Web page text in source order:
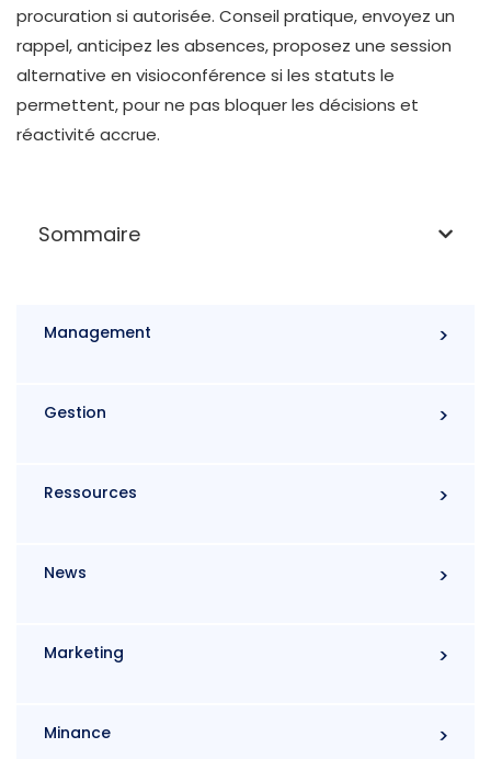
procuration si autorisée. Conseil pratique, envoyez un
rappel, anticipez les absences, proposez une session
alternative en visioconférence si les statuts le
permettent, pour ne pas bloquer les décisions et
réactivité accrue.
Sommaire
Management
Gestion
Ressources
News
Marketing
Minance